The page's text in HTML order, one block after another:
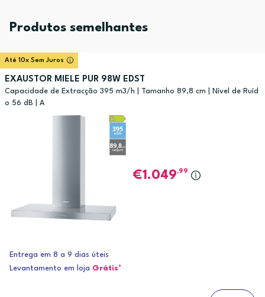
Produtos semelhantes
Até 10x Sem Juros
EXAUSTOR MIELE PUR 98W EDST
Capacidade de Extracção 395 m3/h | Tamanho 89,8 cm | Nível de Ruíd
o 56 dB | A
1.049,99
Entrega em 8 a 9 dias úteis
Levantamento em loja Grátis*